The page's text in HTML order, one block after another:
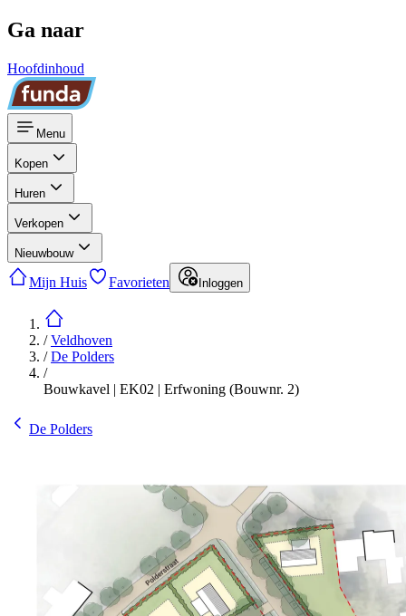
Ga naar
Hoofdinhoud
Menu
Kopen
Huren
Verkopen
Nieuwbouw
Mijn Huis Favorieten Inloggen
/Veldhoven
/De Polders
/
Bouwkavel | EK02 | Erfwoning (Bouwnr. 2)
De Polders